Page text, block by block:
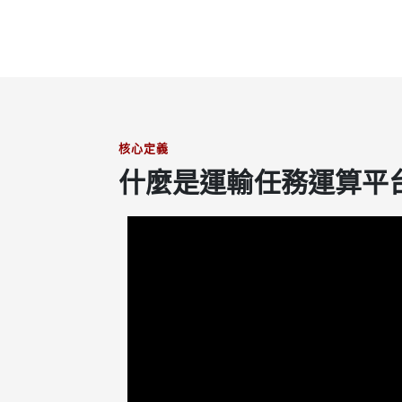
核心定義
什麼是運輸任務運算平